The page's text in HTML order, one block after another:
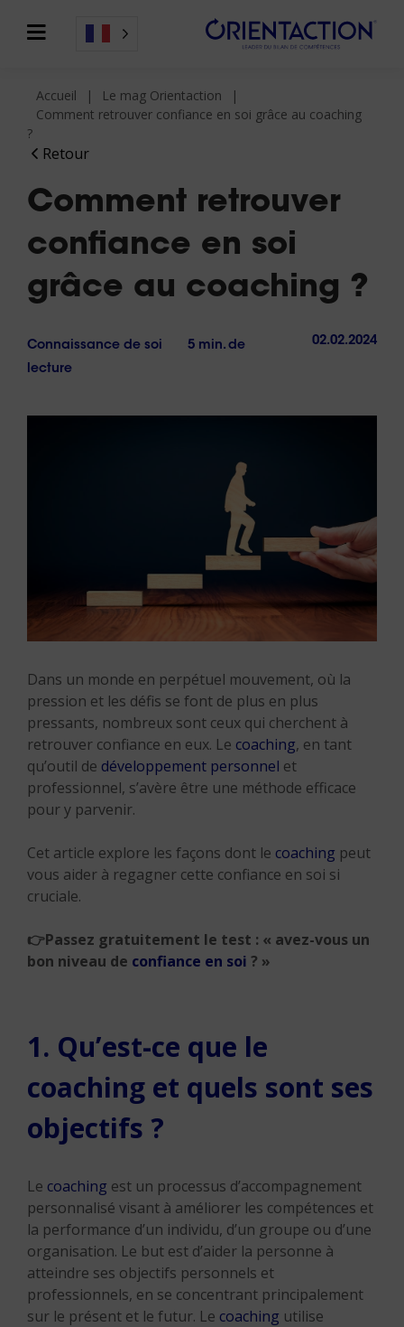
Retour
Accueil
Le mag Orientaction
Comment retrouver confiance en soi grâce au coaching
?
Comment retrouver
confiance en soi
grâce au coaching ?
Connaissance de soi
5 min. de
lecture
02.02.2024
Dans un monde en perpétuel mouvement, où la
pression et les défis se font de plus en plus
pressants, nombreux sont ceux qui cherchent à
retrouver confiance en eux. Le coaching, en tant
qu’outil de développement personnel et
professionnel, s’avère être une méthode efficace
pour y parvenir.
Cet article explore les façons dont le coaching peut
vous aider à regagner cette confiance en soi si
cruciale.
👉Passez gratuitement le test : « avez-vous un
bon niveau de confiance en soi ? »
1. Qu’est-ce que le
coaching et quels sont ses
objectifs ?
Le coaching est un processus d’accompagnement
personnalisé visant à améliorer les compétences et
la performance d’un individu, d’un groupe ou d’une
organisation. Le but est d’aider la personne à
atteindre ses objectifs personnels et
professionnels, en se concentrant principalement
sur le présent et le futur. Le coaching utilise